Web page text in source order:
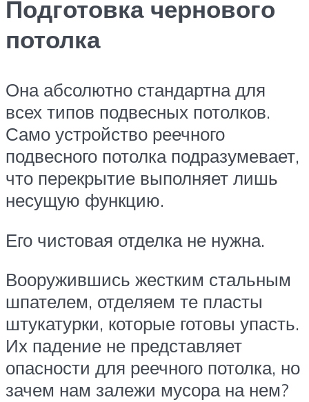
Подготовка чернового
потолка
Она абсолютно стандартна для
всех типов подвесных потолков.
Само устройство реечного
подвесного потолка подразумевает,
что перекрытие выполняет лишь
несущую функцию.
Его чистовая отделка не нужна.
Вооружившись жестким стальным
шпателем, отделяем те пласты
штукатурки, которые готовы упасть.
Их падение не представляет
опасности для реечного потолка, но
зачем нам залежи мусора на нем?